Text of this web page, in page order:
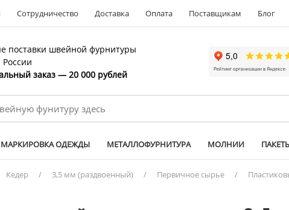
Сотрудничество Доставка Оплата Поставщикам Блог
поставки швейной фурнитуры
России
заказ — 20 000 рублей
МАРКИРОВКА ОДЕЖДЫ МЕТАЛЛОФУРНИТУРА МОЛНИИ
Кедер / 3,5 мм (раздвоенный) / Первичное сырье /